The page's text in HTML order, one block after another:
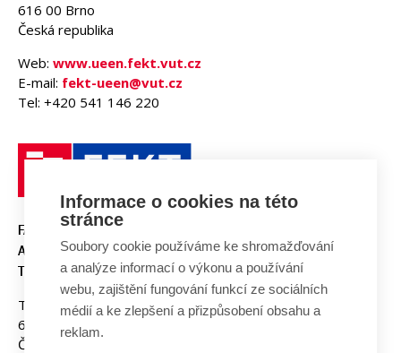
616 00 Brno
Česká republika
Web: www.ueen.fekt.vut.cz
E-mail: fekt-ueen@vut.cz
Tel: +420 541 146 220
FAKULTA ELEKTROTECHNIKY
A KOMUNIKAČNÍCH
TECHNOLOGIÍ, VUT V BRNĚ
Technická 3058/10
616 00 Brno
Česká republika
Informace o cookies na této
stránce
Soubory cookie používáme ke shromažďování
a analýze informací o výkonu a používání
webu, zajištění fungování funkcí ze sociálních
médií a ke zlepšení a přizpůsobení obsahu a
reklam.